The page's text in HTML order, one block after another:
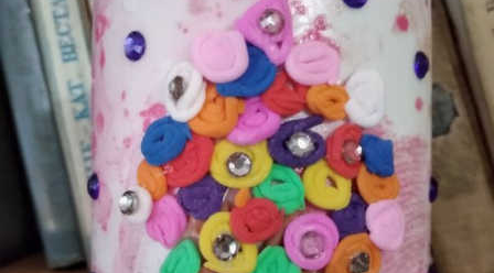
Бывает, что лак попадает
внутрь кружки. Он легко
снимается любой
жидкостью для снятия
лака. Как только
основной узор высохнет,
смачиваем жидкостью
ватный диск и аккуратно
убираем лишнее. После
этого кружку моем
с любым моющим
средством и тщательно
вытираем.